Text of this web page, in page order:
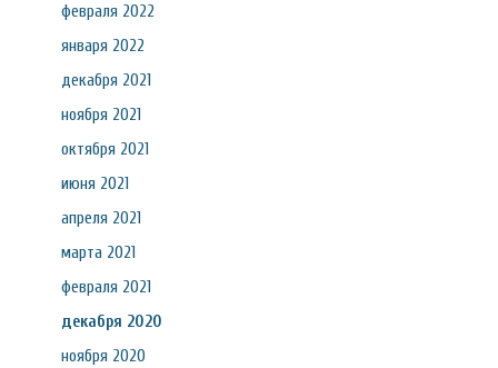
февраля 2022
января 2022
декабря 2021
ноября 2021
октября 2021
июня 2021
апреля 2021
марта 2021
февраля 2021
декабря 2020
ноября 2020